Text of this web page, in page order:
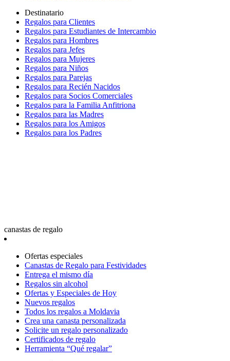
Destinatario
Regalos para Clientes
Regalos para Estudiantes de Intercambio
Regalos para Hombres
Regalos para Jefes
Regalos para Mujeres
Regalos para Niños
Regalos para Parejas
Regalos para Recién Nacidos
Regalos para Socios Comerciales
Regalos para la Familia Anfitriona
Regalos para las Madres
Regalos para los Amigos
Regalos para los Padres
canastas de regalo
Ofertas especiales
Canastas de Regalo para Festividades
Entrega el mismo día
Regalos sin alcohol
Ofertas y Especiales de Hoy
Nuevos regalos
Todos los regalos a Moldavia
Crea una canasta personalizada
Solicite un regalo personalizado
Certificados de regalo
Herramienta “Qué regalar”